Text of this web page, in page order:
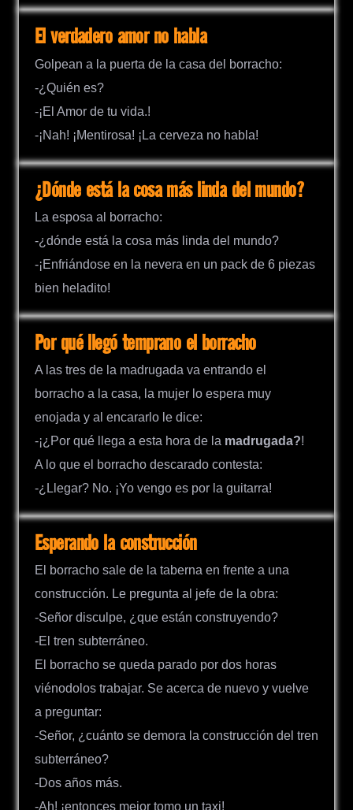
El verdadero amor no habla
Golpean a la puerta de la casa del borracho:
-¿Quién es?
-¡El Amor de tu vida.!
-¡Nah! ¡Mentirosa! ¡La cerveza no habla!
¿Dónde está la cosa más linda del mundo?
La esposa al borracho:
-¿dónde está la cosa más linda del mundo?
-¡Enfriándose en la nevera en un pack de 6 piezas
bien heladito!
Por qué llegó temprano el borracho
A las tres de la madrugada va entrando el
borracho a la casa, la mujer lo espera muy
enojada y al encararlo le dice:
-¡¿Por qué llega a esta hora de la madrugada?!
A lo que el borracho descarado contesta:
-¿Llegar? No. ¡Yo vengo es por la guitarra!
Esperando la construcción
El borracho sale de la taberna en frente a una
construcción. Le pregunta al jefe de la obra:
-Señor disculpe, ¿que están construyendo?
-El tren subterráneo.
El borracho se queda parado por dos horas
viénodolos trabajar. Se acerca de nuevo y vuelve
a preguntar:
-Señor, ¿cuánto se demora la construcción del tren
subterráneo?
-Dos años más.
-Ah! ¡entonces mejor tomo un taxi!